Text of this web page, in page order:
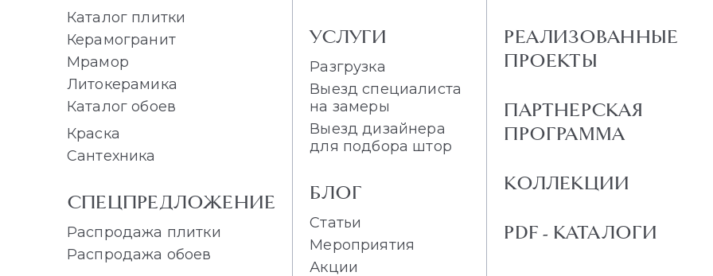
Каталог плитки
Керамогранит
Мрамор
Литокерамика
Каталог обоев
Краска
Сантехника
СПЕЦПРЕДЛОЖЕНИЕ
Распродажа плитки
Распродажа обоев
УСЛУГИ
Разгрузка
Выезд специалиста
на замеры
Выезд дизайнера
для подбора штор
БЛОГ
Статьи
Мероприятия
Акции
РЕАЛИЗОВАННЫЕ
ПРОЕКТЫ
ПАРТНЕРСКАЯ
ПРОГРАММА
КОЛЛЕКЦИИ
PDF - КАТАЛОГИ